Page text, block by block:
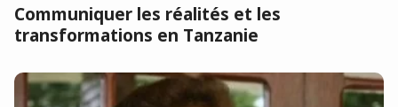
Communiquer les réalités et les
transformations en Tanzanie